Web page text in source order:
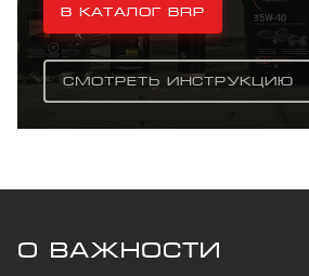
В каталог BRP
Смотреть инструкцию
О ВАЖНОСТИ
В открывшемся списке выберите
интересующую вас модель